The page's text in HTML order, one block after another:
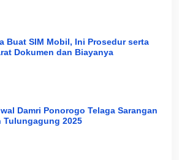
Buat SIM Mobil, Ini Prosedur serta
Dokumen dan Biayanya
Damri Ponorogo Telaga Sarangan
Tulungagung 2025